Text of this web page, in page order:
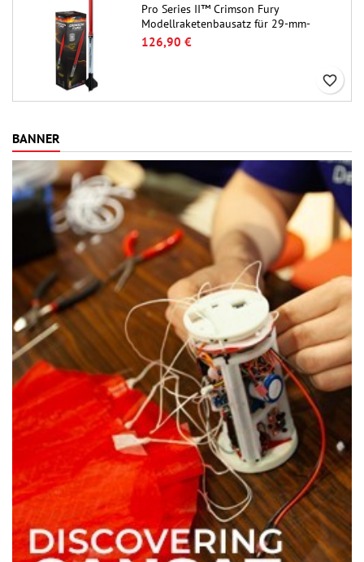
Pro Series II™ Crimson Fury
Modellraketenbausatz für 29-mm-
Motoren Typ E, F und G.Der Crimson
Fury wurde für fortgeschrittene
aufregende Starts, sanfte Landungen
126,90 €
favorite_border
BANNER